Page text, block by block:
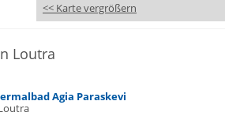
<< Karte vergrößern
Loutra
Agia Paraskevi